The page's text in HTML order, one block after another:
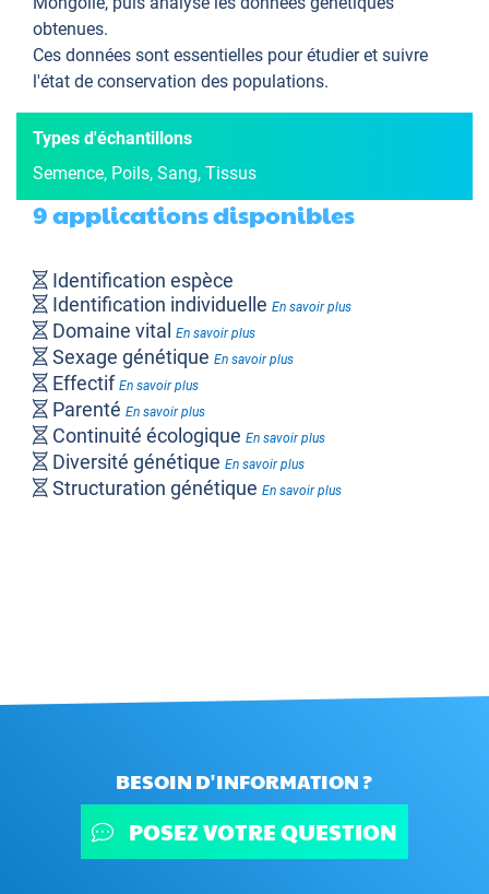
obtenues.
Ces données sont essentielles pour étudier et suivre
l'état de conservation des populations.
Types d'échantillons
Semence, Poils, Sang, Tissus
9 applications disponibles
Identification espèce
Identification individuelle En savoir plus
Domaine vital En savoir plus
Sexage génétique En savoir plus
Effectif En savoir plus
Parenté En savoir plus
Continuité écologique En savoir plus
Diversité génétique En savoir plus
Structuration génétique En savoir plus
BESOIN D'INFORMATION ?
POSEZ VOTRE QUESTION